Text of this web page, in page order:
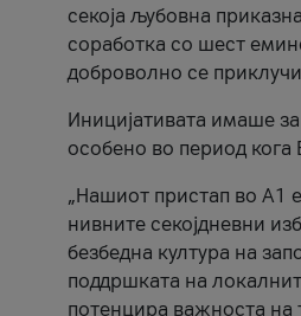
секоја љубовна
соработка со шест
доброволно се
Иницијативата имаше
особено во период кога
„Нашиот пристап во А1
нивните секојдневни
безбедна култура на
поддршката на
потенцира важноста на